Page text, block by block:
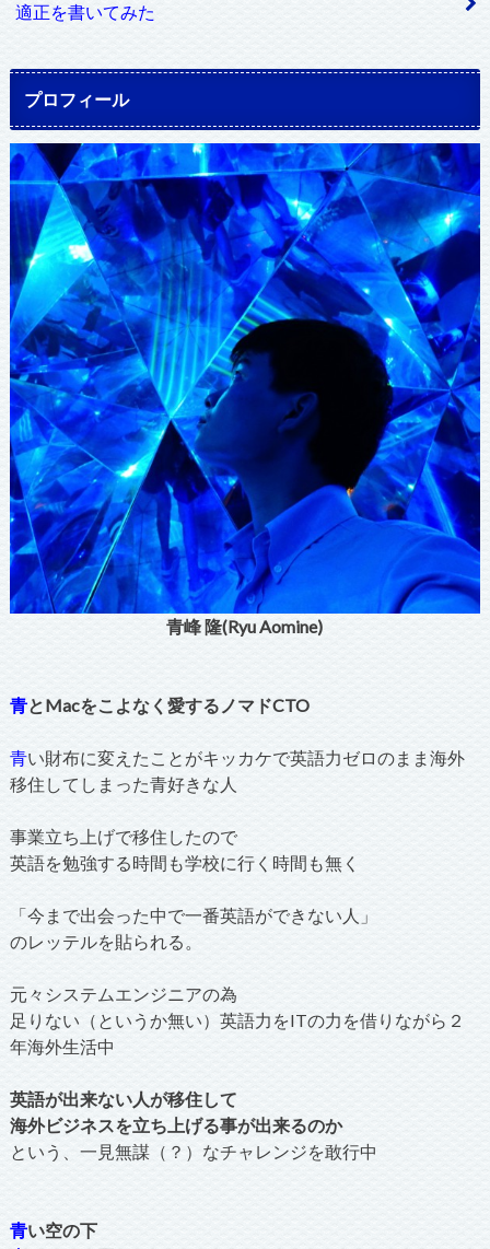
適正を書いてみた
プロフィール
青峰 隆(Ryu Aomine)
青とMacをこよなく愛するノマドCTO
青い財布に変えたことがキッカケで英語力ゼロのまま海外
移住してしまった青好きな人
事業立ち上げで移住したので
英語を勉強する時間も学校に行く時間も無く
「今まで出会った中で一番英語ができない人」
のレッテルを貼られる。
元々システムエンジニアの為
足りない（というか無い）英語力をITの力を借りながら２
年海外生活中
英語が出来ない人が移住して
海外ビジネスを立ち上げる事が出来るのか
という、一見無謀（？）なチャレンジを敢行中
青い空の下